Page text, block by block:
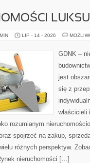
LIP - 14 - 2026
GDNK –
jest
się z
rozumianym
spojrzeć na zakup,
różnych perspektyw.
nieruchomości […]